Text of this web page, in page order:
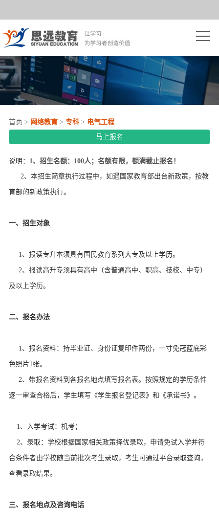
页
思
远
简
自
学
考
成
人
首页 > 网络教育> 专科> 电气工程
马上报名
说明： 1、招生名额：100人；名额有限，额满截止报名！
2、本招生简章执行过程中，如遇国家教育部出台新政策，按教
育部的新政策执行。
一、招生对象
1、报读专升本须具有国民教育系列大专及以上学历。
2、报读高升专须具有高中（含普通高中、职高、技校、中专）
及以上学历。
二、报名办法
1、报名资料：持毕业证、身份证复印件两份，一寸免冠蓝底彩
色照片1张。
2、带报名资料到各报名地点填写报名表。按照规定的学历条件
逐一审查合格后，学生填写《学生报名登记表》和《承诺书》。
1、入学考试：机考；
2、录取：学校根据国家相关政策择优录取，申请免试入学并符
合条件者由学校随当前批次考生录取，考生可通过平台录取查询，
查看录取结果。
三、 报名地点及咨询电话